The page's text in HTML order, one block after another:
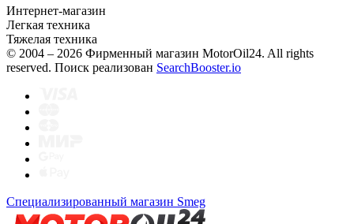
Интернет-магазин
Легкая техника
Тяжелая техника
© 2004 – 2026 Фирменный магазин MotorOil24. All rights
reserved. Поиск реализован SearchBooster.io
Специализированный магазин Smeg